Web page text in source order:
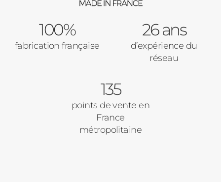
100%
fabrication française
26 ans
d’expérience du
réseau
135
points de vente en
France
métropolitaine